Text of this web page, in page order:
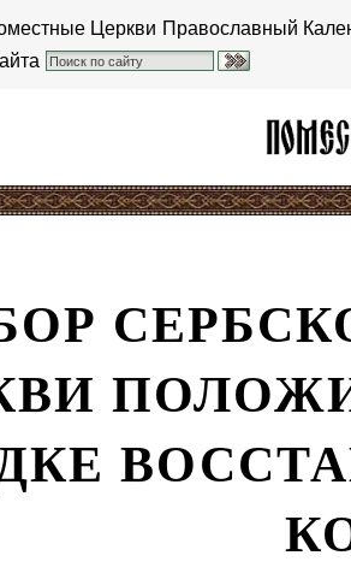
Церкви Православный